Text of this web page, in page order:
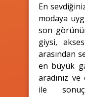
En
modaya
son
giysi,
arasından
en büyük
aradınız
ile